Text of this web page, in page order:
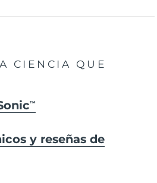
CIENCIA QUE
TM
y reseñas de